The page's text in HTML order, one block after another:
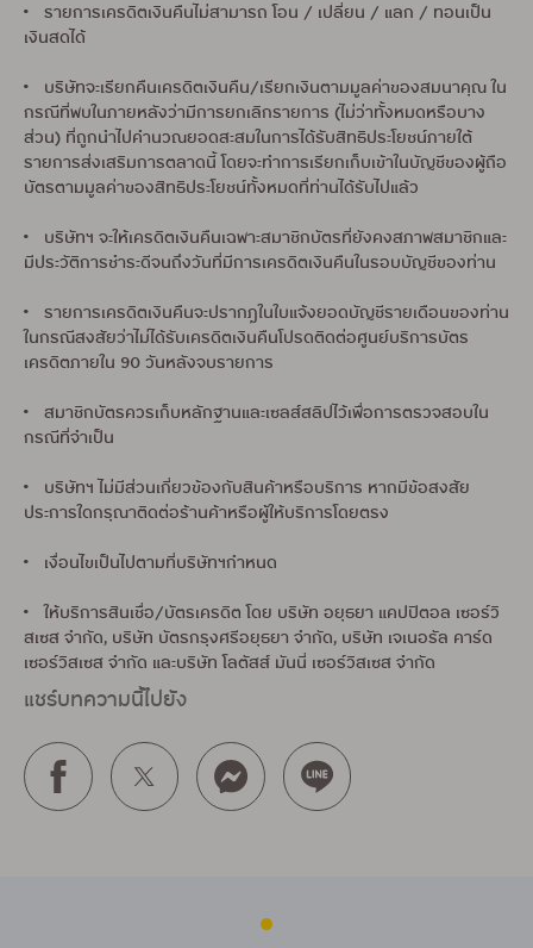
• รายการเครดิตเงินคืนไม่สามารถ โอน / เปลี่ยน / แลก / ทอนเป็น
เงินสดได้
• บริษัทจะเรียกคืนเครดิตเงินคืน/เรียกเงินตามมูลค่าของสมนาคุณ ใน
กรณีที่พบในภายหลังว่ามีการยกเลิกรายการ (ไม่ว่าทั้งหมดหรือบาง
ส่วน) ที่ถูกนำไปคำนวณยอดสะสมในการได้รับสิทธิประโยชน์ภายใต้
รายการส่งเสริมการตลาดนี้ โดยจะทำการเรียกเก็บเข้าในบัญชีของผู้ถือ
บัตรตามมูลค่าของสิทธิประโยชน์ทั้งหมดที่ท่านได้รับไปแล้ว
• บริษัทฯ จะให้เครดิตเงินคืนเฉพาะสมาชิกบัตรที่ยังคงสภาพสมาชิกและ
มีประวัติการชำระดีจนถึงวันที่มีการเครดิตเงินคืนในรอบบัญชีของท่าน
• รายการเครดิตเงินคืนจะปรากฎในใบแจ้งยอดบัญชีรายเดือนของท่าน
ในกรณีสงสัยว่าไม่ได้รับเครดิตเงินคืนโปรดติดต่อศูนย์บริการบัตร
เครดิตภายใน 90 วันหลังจบรายการ
• สมาชิกบัตรควรเก็บหลักฐานและเซลส์สลิปไว้เพื่อการตรวจสอบใน
กรณีที่จำเป็น
• บริษัทฯ ไม่มีส่วนเกี่ยวข้องกับสินค้าหรือบริการ หากมีข้อสงสัย
ประการใดกรุณาติดต่อร้านค้าหรือผู้ให้บริการโดยตรง
• เงื่อนไขเป็นไปตามที่บริษัทฯกำหนด
• ให้บริการสินเชื่อ/บัตรเครดิต โดย บริษัท อยุธยา แคปปิตอล เซอร์วิ
สเซส จำกัด, บริษัท บัตรกรุงศรีอยุธยา จำกัด, บริษัท เจเนอรัล คาร์ด
เซอร์วิสเซส จำกัด และบริษัท โลตัสส์ มันนี่ เซอร์วิสเซส จำกัด
แชร์บทความนี้ไปยัง